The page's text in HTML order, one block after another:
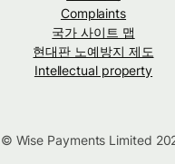
Complaints
국가 사이트 맵
현대판 노예방지 제도
Intellectual property
© Wise Payments Limited